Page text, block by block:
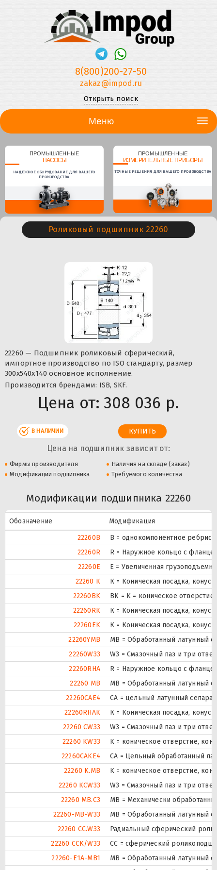
8(800)200-27-50
zakaz@impod.ru
Открыть поиск
Меню
ПРОМЫШЛЕННЫЕ
НАСОСЫ
НАДЕЖНОЕ ОБОРУДОВАНИЕ ДЛЯ ВАШЕГО
ПРОИЗВОДСТВА
ПРОМЫШЛЕННЫЕ
ИЗМЕРИТЕЛЬНЫЕ ПРИБОРЫ
ТОЧНЫЕ РЕШЕНИЯ ДЛЯ ВАШЕГО ПРОИЗВОДСТВА
Роликовый подшипник 22260
22260 — Подшипник роликовый сферический,
импортное производство по ISO стандарту, размер
300x540x140 основное исполнение.
Производится брендами: ISB, SKF.
Цена от: 308 036 р.
В НАЛИЧИИ
Цена на подшипник зависит от:
Фирмы производителя
Наличия на складе (заказ)
Модификации подшипника
Требуемого количества
Модификации подшипника 22260
Обозначение
Модификация
22260B
B = однокомпонентное
22260R
R = Наружное кольцо с
22260E
Е = Увеличенная
22260 K
К = Коническая посадка,
22260BK
BK = K = коническое
22260RK
К = Коническая посадка,
22260EK
К = Коническая посадка,
22260YMB
MB = Обработанный латунный
22260W33
W3 = Смазочный паз и три
22260RHA
R = Наружное кольцо с
22260 MB
MB = Обработанный латунный
22260CAE4
CA = цельный латунный
22260RHAK
К = Коническая посадка,
22260 CW33
W3 = Смазочный паз и три
22260 KW33
K = коническое отверстие,
22260CAKE4
CA = Цельный обработанный
22260 K.MB
K = коническое отверстие,
22260 KCW33
W3 = Смазочный паз и три
22260 MB.C3
MB = Механически
22260-MB-W33
MB = Обработанный латунный
22260 CC.W33
Радиальный сферический
22260 CCK/W33
CC = сферический
22260-E1A-MB1
MB = Обработанный латунный